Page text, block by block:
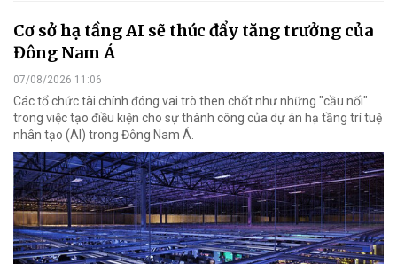
Cơ sở hạ tầng AI sẽ thúc đẩy tăng trưởng của
Đông Nam Á
07/08/2026 11:06
Các tổ chức tài chính đóng vai trò then chốt như những "cầu nối"
trong việc tạo điều kiện cho sự thành công của dự án hạ tầng trí tuệ
nhân tạo (AI) trong Đông Nam Á.